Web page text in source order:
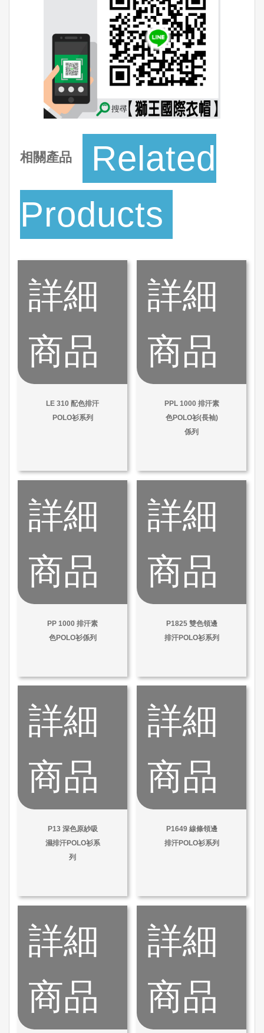
相關產品
Related
Products
詳細
商品
LE 310 配色排汗
POLO衫系列
詳細
商品
PPL 1000 排汗素
色POLO衫(長袖)
係列
詳細
商品
PP 1000 排汗素
色POLO衫係列
詳細
商品
P1825 雙色領邊
排汗POLO衫系列
詳細
商品
P13 深色原紗吸
濕排汗POLO衫系
列
詳細
商品
P1649 線條領邊
排汗POLO衫系列
詳細
商品
詳細
商品